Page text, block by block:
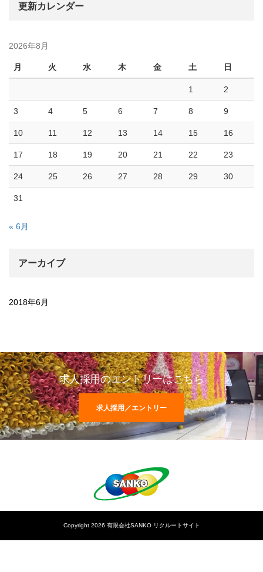
更新カレンダー
2026年8月
月 火 水 木 金 土 日
1 2
3 4 5 6 7 8 9
10 11 12 13 14 15 16
17 18 19 20 21 22 23
24 25 26 27 28 29 30
31
« 6月
アーカイブ
2018年6月
求人採用のエントリーはこちら
求人採用／エントリー
Copyright 2026 有限会社SANKO リクルートサイト